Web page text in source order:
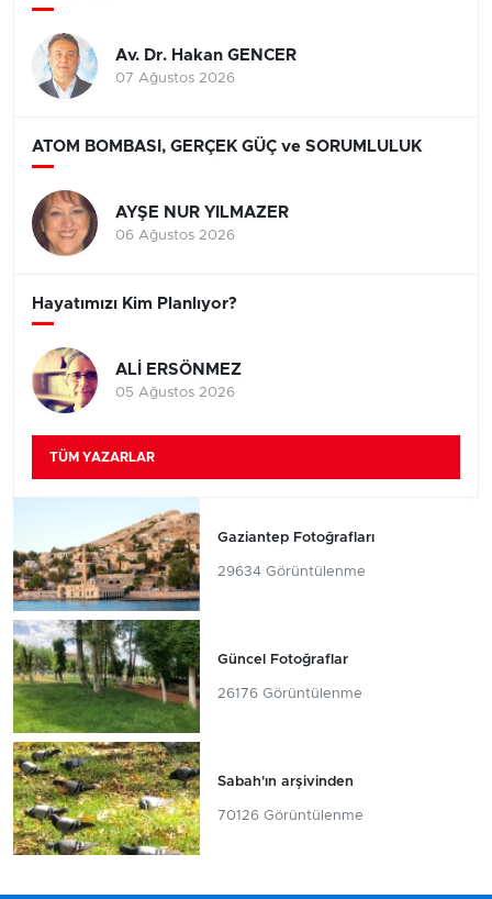
Av. Dr. Hakan GENCER
07 Ağustos 2026
ATOM BOMBASI, GERÇEK GÜÇ ve SORUMLULUK
AYŞE NUR YILMAZER
06 Ağustos 2026
Hayatımızı Kim Planlıyor?
ALİ ERSÖNMEZ
05 Ağustos 2026
TÜM YAZARLAR
Gaziantep Fotoğrafları
29634 Görüntülenme
Güncel Fotoğraflar
26176 Görüntülenme
Sabah'ın arşivinden
70126 Görüntülenme